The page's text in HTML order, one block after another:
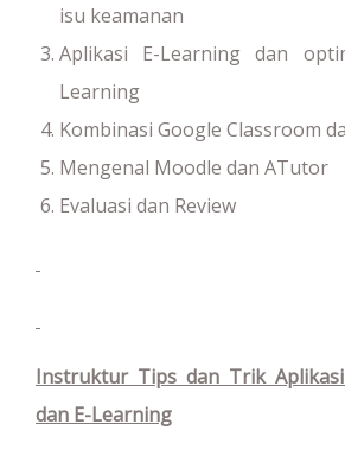
isu keamanan
Aplikasi E-Learning dan
Learning
Kombinasi Google Classroom
Mengenal Moodle dan ATutor
Evaluasi dan Review
Instruktur Tips dan Trik
dan E-Learning